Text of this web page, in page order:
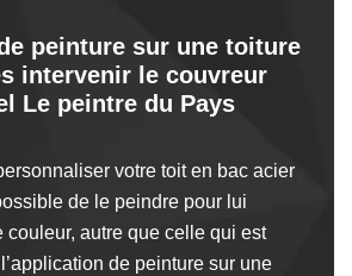
peinture sur une toiture
intervenir le couvreur
Le peintre du Pays
votre toit en bac acier
de le peindre pour lui
couleur, autre que celle qui est
de peinture sur une